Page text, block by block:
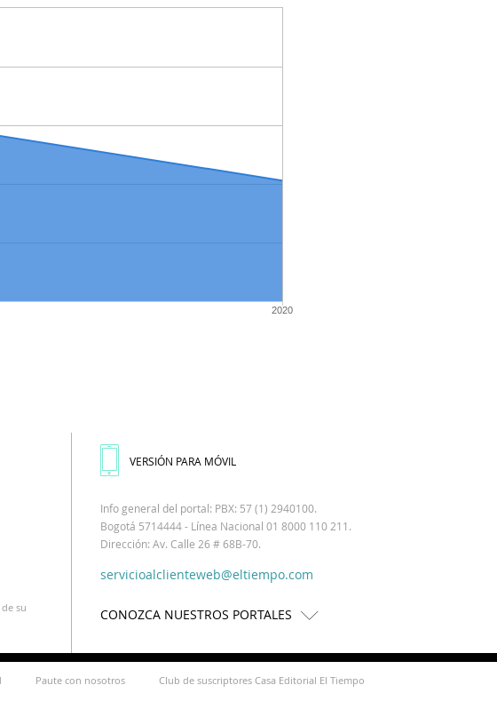
2020
su
VERSIÓN PARA MÓVIL
Info general del portal: PBX: 57 (1) 2940100.
Bogotá 5714444 - Línea Nacional 01 8000 110 211.
Dirección: Av. Calle 26 # 68B-70.
servicioalclienteweb@eltiempo.com
CONOZCA NUESTROS PORTALES
Paute con nosotros Club de suscriptores Casa Editorial El Tiempo